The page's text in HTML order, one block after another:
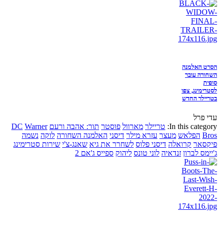
הסרט האלמנה
השחורה עובר
סופית
לסטרימינג, צפו
בטריילר החדש
עדי פרל
In this category: טריילר מארוול פוסטר תור: אהבה ורעם DC Warner
Bros הפלאש מעצר עזרא מילר דיסני האלמנה השחורה לוקה נשמה
פיקסאר קרואלה דיסני פלוס לשחרר את גיא שאנג-צ'י שירות סטרימינג
ג'יימס לברון זנדאיה לוני טונס ליהוק ספייס ג'אם 2